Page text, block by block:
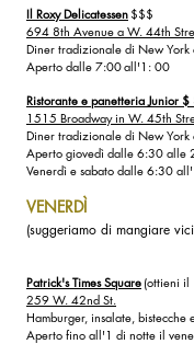
Il Roxy Delicatessen $$$
694 8th Avenue a W. 44th
Diner tradizionale di New York
Aperto dalle 7:00all'1: 00
Ristorante e panetteria Junior $
1515 Broadway in W. 45th
Diner tradizionale di New York
Aperto giovedì dalle 6:30 alle
Venerdì e sabato dalle 6:30
VENERDÌ
(suggeriamo di mangiare
Patrick's Times Square (ottieni il
259 W. 42nd St.
Hamburger, insalate,
Aperto fino all'1 di notte il